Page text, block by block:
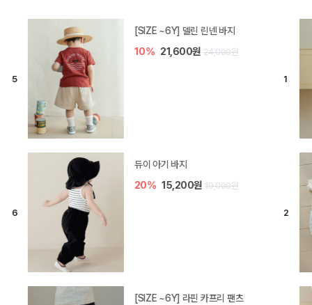
밀라 아기 셋업
40% 26,400원 44,000원
브렌 아기 블라우스 세트
30% 28,700원 41,000원
[SIZE ~6Y] 오뎃 라운지웨어